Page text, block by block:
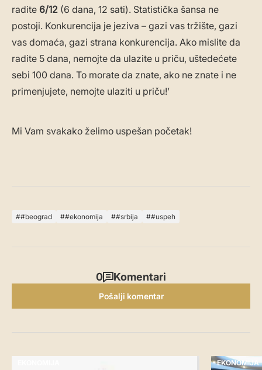
radite 6/12 (6 dana, 12 sati). Statistička šansa ne
postoji. Konkurencija je jeziva – gazi vas tržište, gazi
vas domaća, gazi strana konkurencija. Ako mislite da
radite 5 dana, nemojte da ulazite u priču, uštedećete
sebi 100 dana. To morate da znate, ako ne znate i ne
primenjujete, nemojte ulaziti u priču!’
Mi Vam svakako želimo uspešan početak!
#beograd #ekonomija #srbija #uspeh
0 Komentari
Pošalji komentar
EKONOMIJA